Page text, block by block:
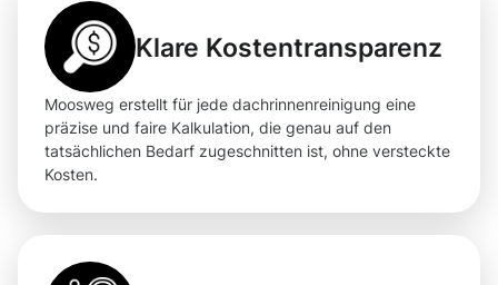
Klare Kostentransparenz
Moosweg erstellt für jede dachrinnenreinigung eine
präzise und faire Kalkulation, die genau auf den
tatsächlichen Bedarf zugeschnitten ist, ohne versteckte
Kosten.